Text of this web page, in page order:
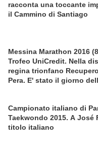
racconta una toccante
il Cammino di Santiago
Messina Marathon 2016
Trofeo UniCredit. Nella
regina trionfano
Pera. E' stato il giorno
Campionato italiano di
Taekwondo 2015. A José
titolo italiano